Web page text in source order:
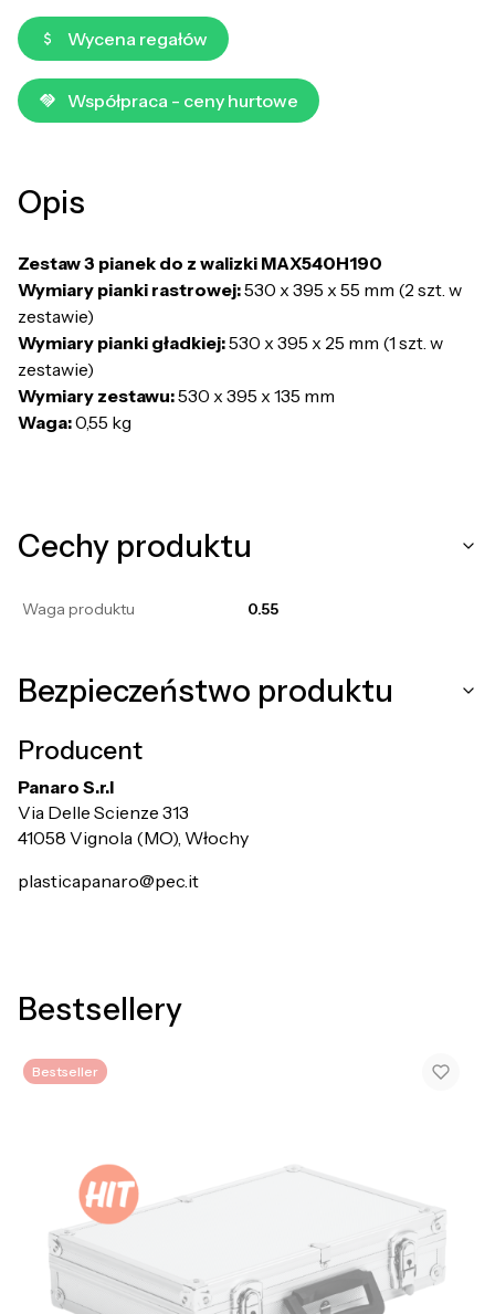
Wycena regałów
Współpraca - ceny hurtowe
Opis
Zestaw 3 pianek do z walizki MAX540H190
Wymiary pianki rastrowej:530 x 395 x 55 mm (2 szt. w
zestawie)
Wymiary pianki gładkiej:530 x 395 x 25 mm (1 szt. w
zestawie)
Wymiary zestawu:530 x 395 x 135 mm
Waga:0,55 kg
Cechy produktu
Waga produktu 0.55
Bezpieczeństwo produktu
Producent
Panaro S.r.l
Via Delle Scienze 313
41058 Vignola (MO), Włochy
plasticapanaro@pec.it
Bestsellery
Bestseller